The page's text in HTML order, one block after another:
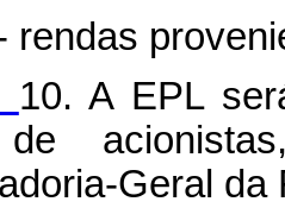
rendas
10. A EPL
Geral da